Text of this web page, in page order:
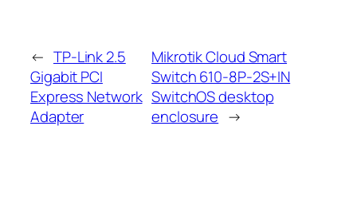
← TP-Link 2.5
Gigabit PCI
Express Network
Adapter
Mikrotik Cloud Smart
Switch 610-8P-2S+IN
SwitchOS desktop
enclosure →